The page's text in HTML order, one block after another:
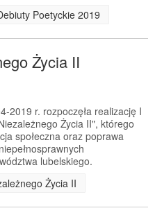
Poetyckie 2019
Życia II
2019 r. rozpoczęła realizację I
Życia II", którego
społeczna oraz poprawa
lubelskiego.
Życia II